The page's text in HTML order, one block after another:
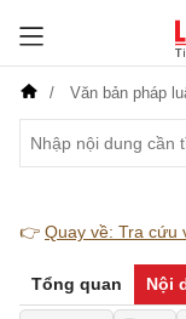
Văn bản pháp
👉 Quay về: Tra cứu
Tổng quan Nội